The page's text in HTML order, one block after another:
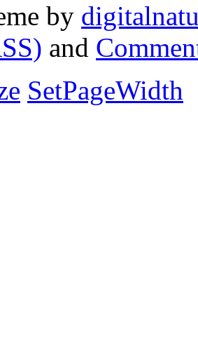
by
and
SetPageWidth